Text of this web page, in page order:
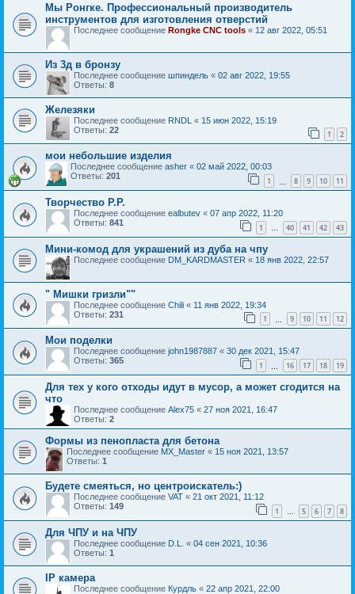
Мы Ронгке. Профессиональный производитель
инструментов для изготовления отверстий
Последнее сообщение Rongke CNC tools « 12 авг 2022, 05:51
Из 3д в бронзу
Последнее сообщение шпиндель « 02 авг 2022, 19:55
Ответы: 8
Железяки
Последнее сообщение RNDL « 15 июн 2022, 15:19
Ответы: 22 1 2
мои небольшие изделия
Последнее сообщение asher « 02 май 2022, 00:03
Ответы: 201 1 8 9 10 11
Творчество Р.Р.
Последнее сообщение ealbutev « 07 апр 2022, 11:20
Ответы: 841 1 … 40 41 42 43
Мини-комод для украшений из дуба на чпу
Последнее сообщение DM_KARDMASTER « 18 янв 2022, 22:57
" Мишки гризли""
Последнее сообщение Chili « 11 янв 2022, 19:34
Ответы: 231 1 9 10 11 12
Мои поделки
Последнее сообщение john1987887 « 30 дек 2021, 15:47
Ответы: 365 1 16 17 18 19
Для тех у кого отходы идут в мусор, а может сгодится на
что
Последнее сообщение Alex75 « 27 ноя 2021, 16:47
Ответы: 2
Формы из пенопласта для бетона
Последнее сообщение MX_Master « 15 ноя 2021, 13:57
Ответы: 1
Будете смеяться, но центроискатель:)
Последнее сообщение VAT « 21 окт 2021, 11:12
Ответы: 149 1 … 5 6 7 8
Для ЧПУ и на ЧПУ
Последнее сообщение D.L. « 04 сен 2021, 10:36
Ответы: 1
IP камера
Последнее сообщение Курдль « 22 апр 2021, 22:00